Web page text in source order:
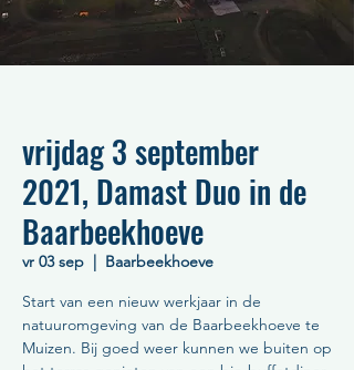
vrijdag 3 september
2021, Damast Duo in de
Baarbeekhoeve
vr 03 sep
  |
Baarbeekhoeve
Start van een nieuw werkjaar in de
natuuromgeving van de Baarbeekhoeve te
Muizen. Bij goed weer kunnen we buiten op